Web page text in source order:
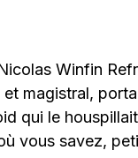
Winfin
magistral,
qui le
vous savez,